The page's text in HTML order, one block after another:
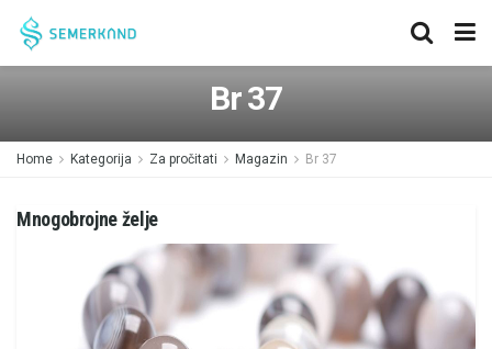
Br 37
Home Kategorija Za pročitati Magazin Br 37
Mnogobrojne želje